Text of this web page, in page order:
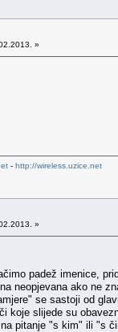
»
- http://wireless.uzice.net
»
padež imenice,
neopjevana ako ne
se sastoji od
koje slijede su
pitanje "s kim" ili "s